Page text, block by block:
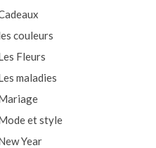
couleurs
Fleurs
maladies
et style
Year